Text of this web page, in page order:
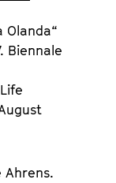
Olanda“
Biennale
Ahrens.